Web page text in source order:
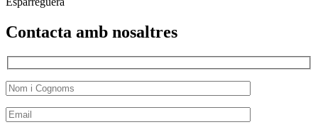
Contacta amb nosaltres